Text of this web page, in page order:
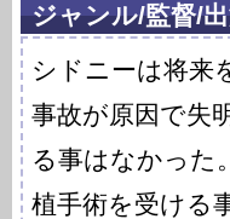
ジャンル/監督/
シドニーは将来
事故が原因で失
る事はなかった
植手術を受ける